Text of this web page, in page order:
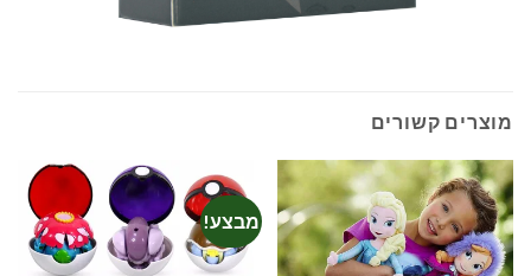
מוצרים קשורים
מבצע!